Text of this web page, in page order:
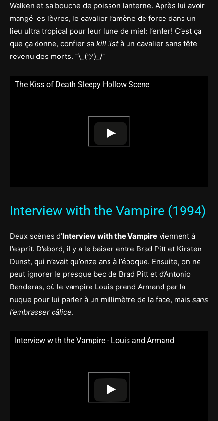
Walken et sa bouche de poisson lanterne. Après lui avoir
mangé les lèvres, le cavalier l’amène de force dans un
lieu ultra tropical pour leur lune de miel: l’enfer! C’est ça
que ça donne, confier sa kill listà un cavalier sans tête
revenu des morts. ¯\_(ツ)_/¯
The Kiss of Death Sleepy Hollow Scene
Interview with the Vampire (1994)
Deux scènes d’Interview with the Vampire viennent à
l’esprit. D’abord, il y a le baiser entre Brad Pitt et Kirsten
Dunst, qui n’avait qu’onze ans à l’époque. Ensuite, on ne
peut ignorer le presque bec de Brad Pitt et d’Antonio
Banderas, où le vampire Louis prend Armand par la
nuque pour lui parler à un millimètre de la face, mais sans
l’embrasser câlice.
Interview with the Vampire - Louis and Armand